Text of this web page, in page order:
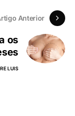
Anterior
os
LUIS